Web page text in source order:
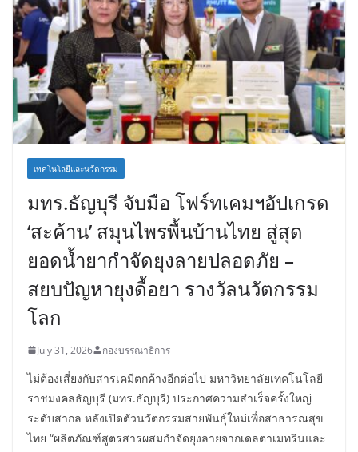
เทคโนโลยีและนวัตกรรม
มทร.ธัญบุรี จับมือ โฟร์ทเคมฯอัปเกรด
‘สะค้าน’ สมุนไพรพื้นบ้านไทย สู่สุด
ยอดน้ำยากำจัดยุงลายปลอดภัย –
สยบปัญหายุงดื้อยา รางวัลนวัตกรรม
โลก
July 31, 2026 กองบรรณาธิการ
ไม่ต้องเสี่ยงกับสารเคมีตกค้างอีกต่อไป มหาวิทยาลัยเทคโนโลยี
ราชมงคลธัญบุรี (มทร.ธัญบุรี) ประกาศความสำเร็จครั้งใหญ่
ระดับสากล หลังเปิดตัวนวัตกรรมสายพันธุ์ใหม่เพื่อสาธารณสุข
ไทย “ผลิตภัณฑ์สูตรสารผสมกำจัดยุงลายจากเดลตาเมทรินและ